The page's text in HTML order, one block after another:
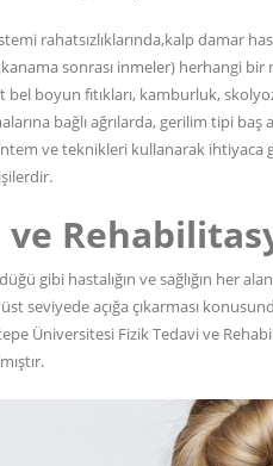
rahatsızlıklarında,kalp damar
sonrası inmeler) herhangi
bel boyun fıtıkları, kamburluk,
bağlı ağrılarda, gerilim tipi
ve teknikleri kullanarak ihtiyaca
ve
gibi hastalığın ve sağlığın her
seviyede açığa çıkarması
Üniversitesi Fizik Tedavi ve